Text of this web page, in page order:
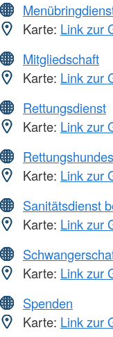
Karte: Link zur
Mitgliedschaft
Karte: Link zur
Rettungsdienst
Karte: Link zur
Karte: Link zur
Sanitätsdienst
Karte: Link zur
Karte: Link zur
Spenden
Karte: Link zur